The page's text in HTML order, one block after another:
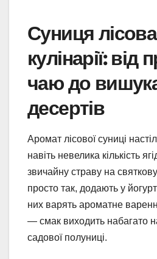
Суниця
кулінарії: від
чаю до
десертів
Аромат лісової суниці
навіть невелика кількість
звичайну страву на
просто так, додають у
них варять ароматне
— смак виходить набагато
садової полуниці.